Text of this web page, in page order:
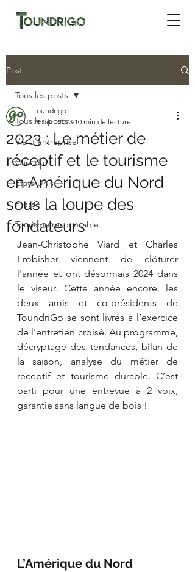
Post
Tous les posts
Vie d'entreprise
Canada
États-Unis
Presse
Tourisme responsable
Tous les posts
2023 : Le métier de
réceptif et le tourisme
en Amérique du Nord
sous la loupe des
fondateurs
Toundrigo
21 déc. 2023 10 min de lecture
Jean-Christophe Viard et Charles
Frobisher viennent de clôturer
l'année et ont désormais 2024 dans
le viseur. Cette année encore, les
deux amis et co-présidents de
ToundriGo se sont livrés à l’exercice
de l’entretien croisé. Au programme,
décryptage des tendances, bilan de
la saison, analyse du métier de
réceptif et tourisme durable. C’est
parti pour une entrevue à 2 voix,
garantie sans langue de bois !
L’Amérique du Nord